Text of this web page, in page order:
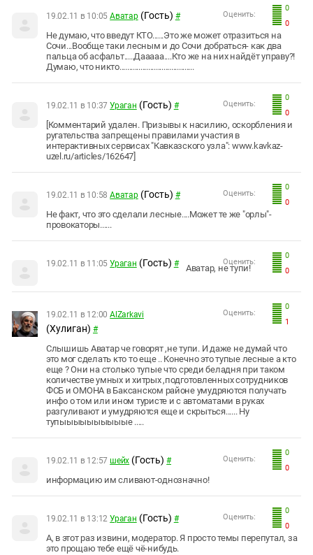
0
0
Оценить:
19.02.11 в 10:05 Аватар (Гость) #
Не думаю, что введут КТО......Это же может отразиться на
Сочи...Вообще таки лесным и до Сочи добраться- как два
пальца об асфальт.....Дааааа....Кто же на них найдёт управу?!
Думаю, что никто.......................................
0
0
Оценить:
19.02.11 в 10:37 Ураган (Гость) #
[Комментарий удален. Призывы к насилию, оскорбления и
ругательства запрещены правилами участия в
интерактивных сервисах "Кавказского узла": www.kavkaz-
uzel.ru/articles/162647]
0
0
Оценить:
19.02.11 в 10:58 Аватар (Гость) #
Не факт, что это сделали лесные....Может те же "орлы"-
провокаторы......
0
0
Оценить:
19.02.11 в 11:05 Ураган (Гость) # Аватар, не тупи!
0
1
Оценить:
19.02.11 в 12:00 AlZarkavi
(Хулиган) #
Слышишь Аватар че говорят ,не тупи. И даже не думай что
это мог сделать кто то еще .. Конечно это тупые лесные а кто
еще ? Они на столько тупые что среди беладня при таком
количестве умных и хитрых ,подготовленных сотрудников
ФСБ и ОМОНА в Баксанском районе умудряются получать
инфо о том или ином туристе и с автоматами в руках
разгуливают и умудряются еще и скрыться...... Ну
тупыыыыыыыыыые .....
0
0
Оценить:
19.02.11 в 12:57 шейх (Гость) #
информацию им сливают-однозначно!
0
0
Оценить:
19.02.11 в 13:12 Ураган (Гость) #
А, в этот раз извини, модератор. Я просто темы перепутал, за
это прощаю тебе ещё чё-нибудь.